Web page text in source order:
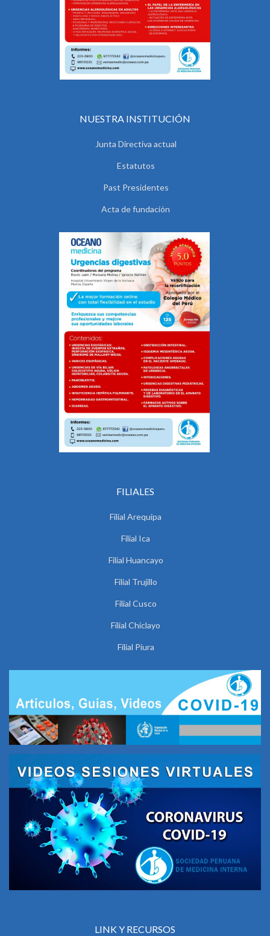
NUESTRA INSTITUCIÓN
Junta Directiva actual
Estatutos
Past Presidentes
Acta de fundación
FILIALES
Filial Arequipa
Filial Ica
Filial Huancayo
Filial Trujillo
Filial Cusco
Filial Chiclayo
Filial Piura
LINK Y RECURSOS